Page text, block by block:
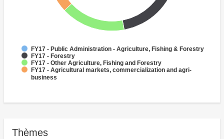
FY17 - Public Administration - Agriculture, Fishing & Forestry
FY17 - Forestry
FY17 - Other Agriculture, Fishing and Forestry
FY17 - Agricultural markets, commercialization and agri-
business
Thèmes